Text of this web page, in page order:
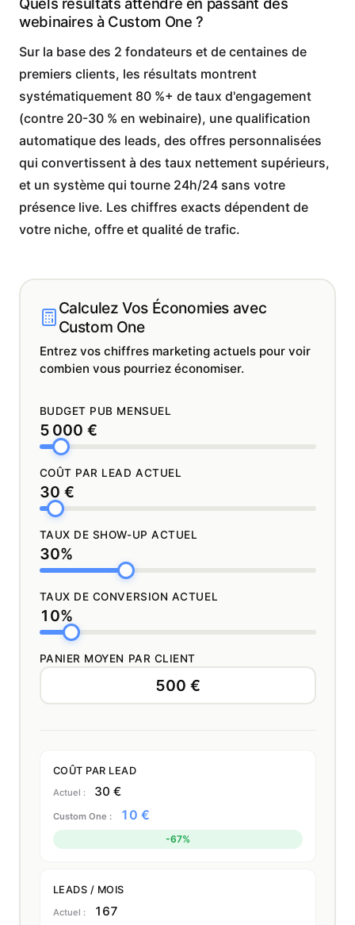
webinaires à Custom One ?
Sur la base des 2 fondateurs et de centaines de
premiers clients, les résultats montrent
systématiquement 80 %+ de taux d'engagement
(contre 20-30 % en webinaire), une qualification
automatique des leads, des offres personnalisées
qui convertissent à des taux nettement supérieurs,
et un système qui tourne 24h/24 sans votre
présence live. Les chiffres exacts dépendent de
votre niche, offre et qualité de trafic.
Calculez Vos Économies avec
Custom One
Entrez vos chiffres marketing actuels pour voir
combien vous pourriez économiser.
BUDGET PUB MENSUEL
5 000 €
COÛT PAR LEAD ACTUEL
30 €
TAUX DE SHOW-UP ACTUEL
30%
TAUX DE CONVERSION ACTUEL
10%
PANIER MOYEN PAR CLIENT
COÛT PAR LEAD
30 €
10 €
-67%
LEADS / MOIS
167